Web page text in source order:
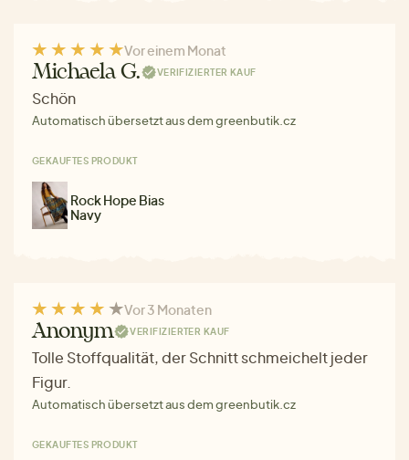
Vor einem Monat
Michaela G. VERIFIZIERTER KAUF
Schön
Automatisch übersetzt aus dem greenbutik.cz
GEKAUFTES PRODUKT
Rock Hope Bias
Navy
Vor 3 Monaten
Anonym VERIFIZIERTER KAUF
Tolle Stoffqualität, der Schnitt schmeichelt jeder
Figur.
Automatisch übersetzt aus dem greenbutik.cz
GEKAUFTES PRODUKT